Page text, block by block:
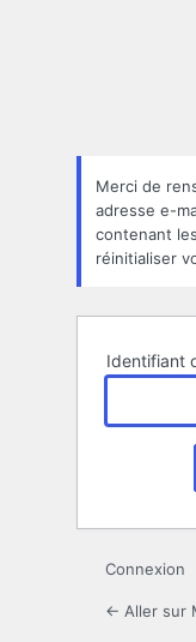
oublié
Merci de
adresse e-
contenant
réinitialiser
Identifiant
Connexion
← Aller sur